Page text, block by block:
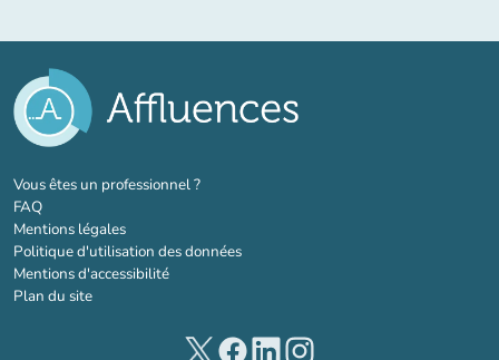
Vous êtes un professionnel ?(nouvel onglet)
FAQ
Mentions légales
Politique d'utilisation des données
Mentions d'accessibilité
Plan du site
(nouvel onglet)
(nouvel onglet)
(nouvel onglet)